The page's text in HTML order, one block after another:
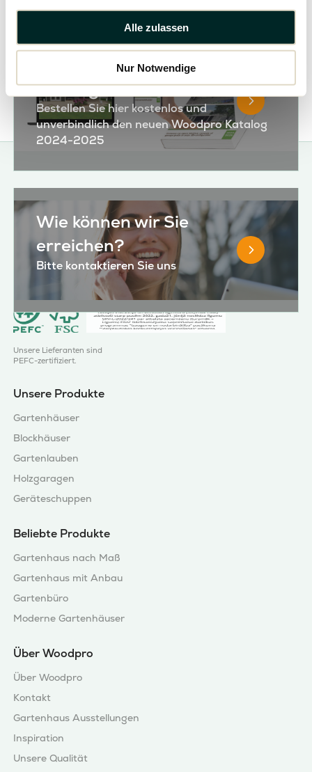
Alle zulassen
Nur Notwendige
Bestellen Sie unseren neuen
Katalog
Bestellen Sie hier kostenlos und
unverbindlich den neuen Woodpro Katalog
2024-2025
Wie können wir Sie
erreichen?
Bitte kontaktieren Sie uns
Unsere Lieferanten sind
PEFC-zertifiziert.
Unsere Produkte
Gartenhäuser
Blockhäuser
Gartenlauben
Holzgaragen
Geräteschuppen
Beliebte Produkte
Gartenhaus nach Maß
Gartenhaus mit Anbau
Gartenbüro
Moderne Gartenhäuser
Über Woodpro
Über Woodpro
Kontakt
Gartenhaus Ausstellungen
Inspiration
Unsere Qualität